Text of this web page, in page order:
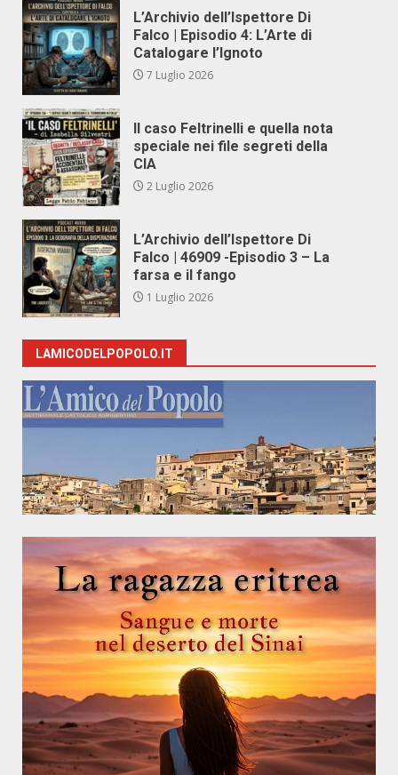
L’Archivio dell’Ispettore Di
Falco | Episodio 4: L’Arte di
Catalogare l’Ignoto
7 Luglio 2026
Il caso Feltrinelli e quella nota
speciale nei file segreti della
CIA
2 Luglio 2026
L’Archivio dell’Ispettore Di
Falco | 46909 -Episodio 3 – La
farsa e il fango
1 Luglio 2026
LAMICODELPOPOLO.IT